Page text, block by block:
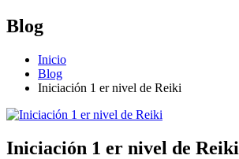
Blog
Inicio
Blog
Iniciación 1 er nivel de Reiki
Iniciación 1 er nivel de Reiki